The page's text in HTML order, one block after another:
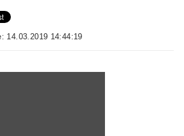
14.03.2019 14:44:19